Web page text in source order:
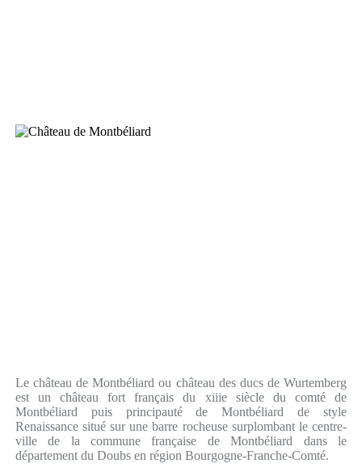
Le château de Montbéliard ou château des ducs de Wurtemberg
est un château fort français du xiiie siècle du comté de
Montbéliard puis principauté de Montbéliard de style
Renaissance situé sur une barre rocheuse surplombant le centre-
ville de la commune française de Montbéliard dans le
département du Doubs en région Bourgogne-Franche-Comté.